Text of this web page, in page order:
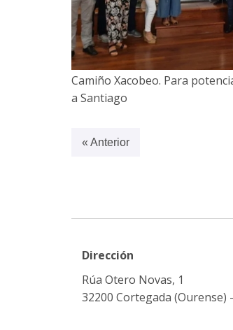
Camiño Xacobeo. Para
a Santiago
« Anterior
Dirección
Rúa Otero Novas, 1
32200 Cortegada (Ourense)